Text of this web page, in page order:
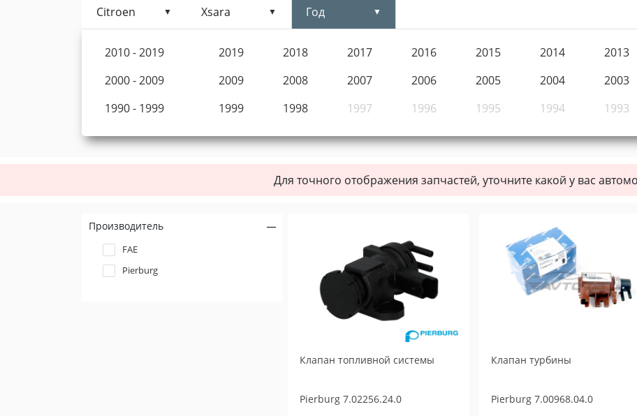
Citroen Xsara Год
2010 - 2019 2019 2018 2017 2016 2015 2014 2013
2000 - 2009
2009 2008 2007 2006 2005 2004 2003
1990 - 1999
1999 1998 1997 1996 1995 1994 1993
Для точного отображения запчастей, уточните какой у вас
Производитель
FAE
Pierburg
Клапан топливной системы
Pierburg 7.02256.24.0
Клапан турбины
Pierburg7.00968.04.0